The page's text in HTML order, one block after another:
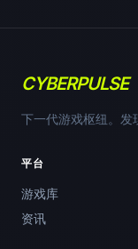
CYBERPULSE
下一代游戏枢纽。发
平台
游戏库
资讯